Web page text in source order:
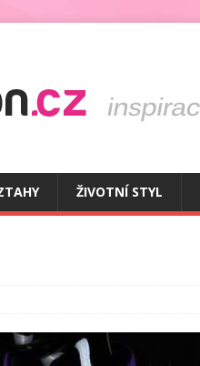
ŽIVOTNÍ STYL